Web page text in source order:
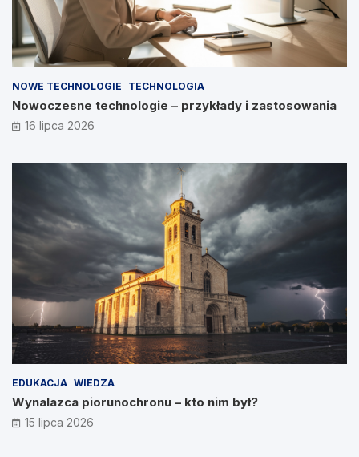
NOWE TECHNOLOGIE TECHNOLOGIA
Nowoczesne technologie – przykłady i zastosowania
16 lipca 2026
EDUKACJA WIEDZA
Wynalazca piorunochronu – kto nim był?
15 lipca 2026